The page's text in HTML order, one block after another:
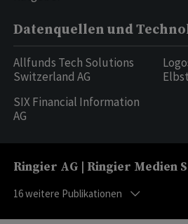
Datenquellen und
Allfunds Tech Solutions
Switzerland AG
SIX Financial Information
AG
Ringier AG | Ringier Medien
16weitere Publikationen